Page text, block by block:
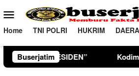
ke
konten
Menu
Mobile
Home TNI POLRI HUKRIM
Buserjatim
Kodim 0806/Trenggalek Perkuat